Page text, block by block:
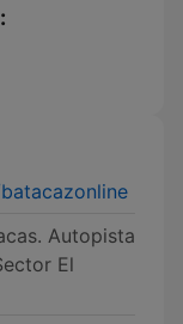
Autopista
El